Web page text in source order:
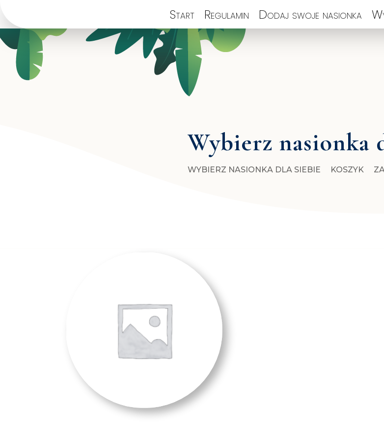
Start Regulamin Dodaj swoje nasionka
Wybierz nasionka
WYBIERZ NASIONKA DLA SIEBIE KOSZYK